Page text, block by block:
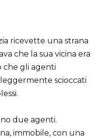
ricevette una strana
che la sua vicina era
che gli agenti
scioccati
due agenti.
immobile, con una